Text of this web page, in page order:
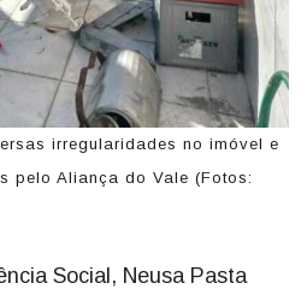
irregularidades no imóvel e
pelo Aliança do Vale (Fotos:
Social, Neusa Pasta